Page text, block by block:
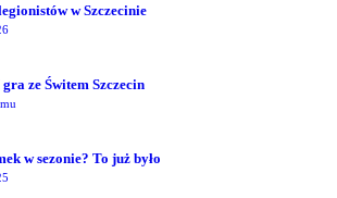
w Szczecinie
ze Świtem Szczecin
w sezonie? To już było